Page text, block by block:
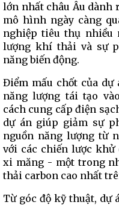
lớn nhất châu Âu dành
mô hình ngày càng
nghiệp tiêu thụ nhiều
lượng khí thải và sự
năng biến động.
Điểm mấu chốt của
năng lượng tái tạo
cách cung cấp điện
dự án giúp giảm sự
nguồn năng lượng từ
với các chiến lược
xi măng - một trong
thải carbon cao nhất
Từ góc độ kỹ thuật, dự